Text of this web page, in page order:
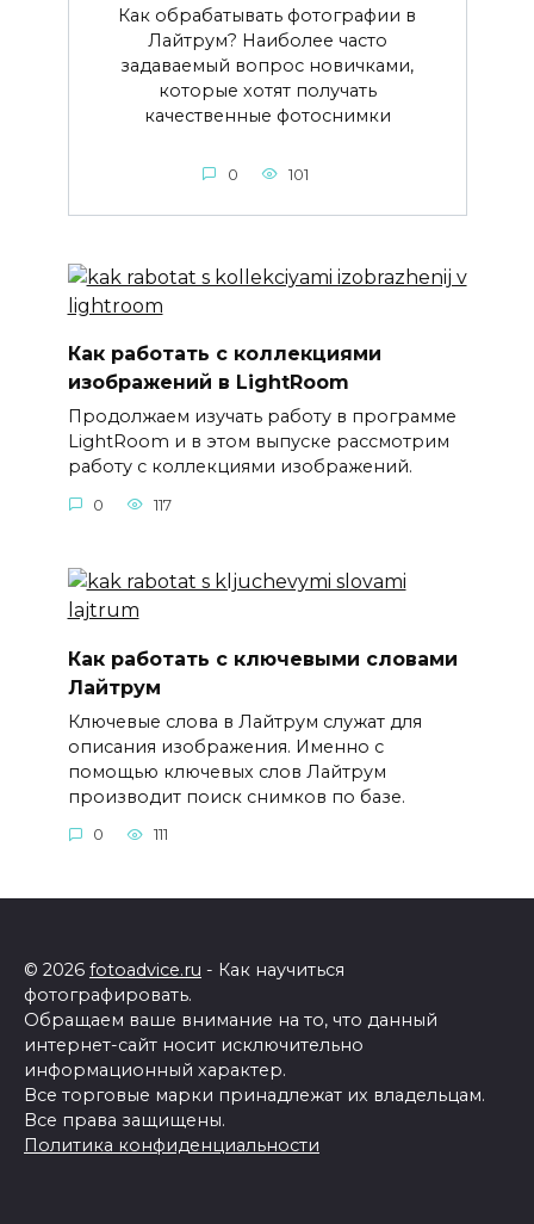
Как обрабатывать фотографии в
Лайтрум? Наиболее часто
задаваемый вопрос новичками,
которые хотят получать
качественные фотоснимки
0 101
Как работать с коллекциями
изображений в LightRoom
Продолжаем изучать работу в программе
LightRoom и в этом выпуске рассмотрим
работу с коллекциями изображений.
0 117
Как работать с ключевыми словами
Лайтрум
Ключевые слова в Лайтрум служат для
описания изображения. Именно с
помощью ключевых слов Лайтрум
производит поиск снимков по базе.
0 111
© 2026 fotoadvice.ru - Как научиться
фотографировать.
Обращаем ваше внимание на то, что данный
интернет-сайт носит исключительно
информационный характер.
Все торговые марки принадлежат их владельцам.
Все права защищены.
Политика конфиденциальности